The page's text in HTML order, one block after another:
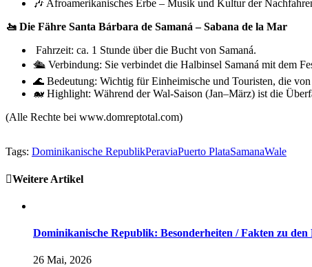
🎶 Afroamerikanisches Erbe – Musik und Kultur der
🚤 Die Fähre Santa Bárbara de Samaná – Sabana de la Mar
Fahrzeit: ca. 1 Stunde über die Bucht von Samaná.
🛳️ Verbindung: Sie verbindet die Halbinsel Samaná mit dem
🌊 Bedeutung: Wichtig für Einheimische und Touristen, die
🐋 Highlight: Während der Wal‑Saison (Jan–März) ist die
(Alle Rechte bei www.domreptotal.com)
Tags: Dominikanische RepublikPeraviaPuerto PlataSamanaWale
Weitere Artikel
Dominikanische Republik: Besonderheiten / Fakten zu
26 Mai, 2026